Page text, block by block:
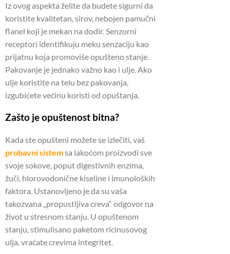
Iz ovog aspekta želite da budete sigurni da
koristite kvalitetan, sirov, nebojen pamučni
flanel koji je mekan na dodir.Senzorni
receptori identifikuju meku senzaciju kao
prijatnu koja promoviše opušteno stanje.
Pakovanje je jednako važno kao i ulje.Ako
ulje koristite na telu bez pakovanja,
izgubićete većinu koristi od opuštanja.
Zašto je opuštenost bitna?
Kada ste opušteni možete se izlečiti, vaš
probavni sistemsa lakoćom proizvodi sve
svoje sokove, poput digestivnih enzima,
žuči, hlorovodonične kiseline i imunoloških
faktora. Ustanovljeno je da su vaša
takozvana „propustljiva creva“ odgovor na
život u stresnom stanju. U opuštenom
stanju, stimulisano paketom ricinusovog
ulja, vraćate crevima integritet.